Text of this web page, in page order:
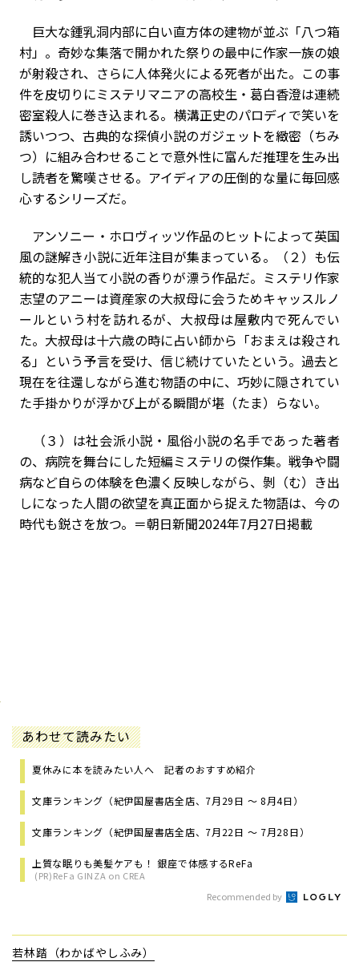
巨大な鍾乳洞内部に白い直方体の建物が並ぶ「八つ箱
村」。奇妙な集落で開かれた祭りの最中に作家一族の娘
が射殺され、さらに人体発火による死者が出た。この事
件を皮切りにミステリマニアの高校生・葛白香澄は連続
密室殺人に巻き込まれる。横溝正史のパロディで笑いを
誘いつつ、古典的な探偵小説のガジェットを緻密（ちみ
つ）に組み合わせることで意外性に富んだ推理を生み出
し読者を驚嘆させる。アイディアの圧倒的な量に毎回感
心するシリーズだ。
アンソニー・ホロヴィッツ作品のヒットによって英国
風の謎解き小説に近年注目が集まっている。（２）も伝
統的な犯人当て小説の香りが漂う作品だ。ミステリ作家
志望のアニーは資産家の大叔母に会うためキャッスルノ
ールという村を訪れるが、大叔母は屋敷内で死んでい
た。大叔母は十六歳の時に占い師から「おまえは殺され
る」という予言を受け、信じ続けていたという。過去と
現在を往還しながら進む物語の中に、巧妙に隠されてい
た手掛かりが浮かび上がる瞬間が堪（たま）らない。
（３）は社会派小説・風俗小説の名手であった著者
の、病院を舞台にした短編ミステリの傑作集。戦争や闘
病など自らの体験を色濃く反映しながら、剝（む）き出
しになった人間の欲望を真正面から捉えた物語は、今の
時代も鋭さを放つ。＝朝日新聞2024年7月27日掲載
あわせて読みたい
夏休みに本を読みたい人へ 記者のおすすめ紹介
文庫ランキング（紀伊国屋書店全店、7月29日 ～ 8月4日）
文庫ランキング（紀伊国屋書店全店、7月22日 ～ 7月28日）
上質な眠りも美髪ケアも！ 銀座で体感するReFa
(PR)ReFa GINZA on CREA
Recommended by
若林踏（わかばやしふみ）